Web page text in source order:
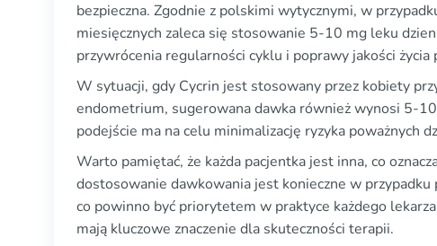
bezpieczna. Zgodnie z polskimi wytycznymi, w
miesięcznych zaleca się stosowanie 5-10 mg leku
przywrócenia regularności cyklu i poprawy jakości życia
W sytuacji, gdy Cycrin jest stosowany przez kobiety
endometrium, sugerowana dawka również wynosi 5-
podejście ma na celu minimalizację ryzyka poważnych
Warto pamiętać, że każda pacjentka jest inna, co
dostosowanie dawkowania jest konieczne w
co powinno być priorytetem w praktyce każdego
mają kluczowe znaczenie dla skuteczności terapii.